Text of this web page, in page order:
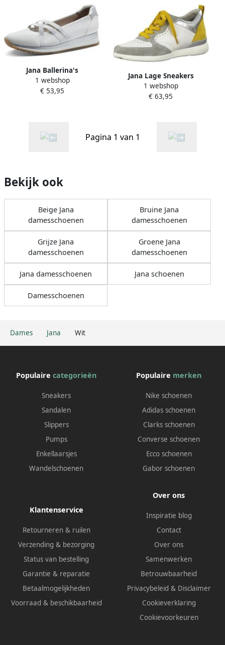
Dames Jana Wit
Jana Ballerina's
1 webshop
€ 53,95
Jana Lage Sneakers
1 webshop
€ 63,95
Pagina 1 van 1
Bekijk ook
Beige Jana
damesschoenen
Bruine Jana
damesschoenen
Grijze Jana
damesschoenen
Groene Jana
damesschoenen
Jana damesschoenen Jana schoenen
Damesschoenen
Populaire categorieën
Sneakers
Sandalen
Slippers
Pumps
Enkellaarsjes
Wandelschoenen
Populaire merken
Nike schoenen
Adidas schoenen
Clarks schoenen
Converse schoenen
Ecco schoenen
Gabor schoenen
Klantenservice
Retourneren & ruilen
Verzending & bezorging
Status van bestelling
Garantie & reparatie
Betaalmogelijkheden
Voorraad & beschikbaarheid
Over ons
Inspiratie blog
Contact
Over ons
Samenwerken
Betrouwbaarheid
Privacybeleid & Disclaimer
Cookieverklaring
Cookievoorkeuren